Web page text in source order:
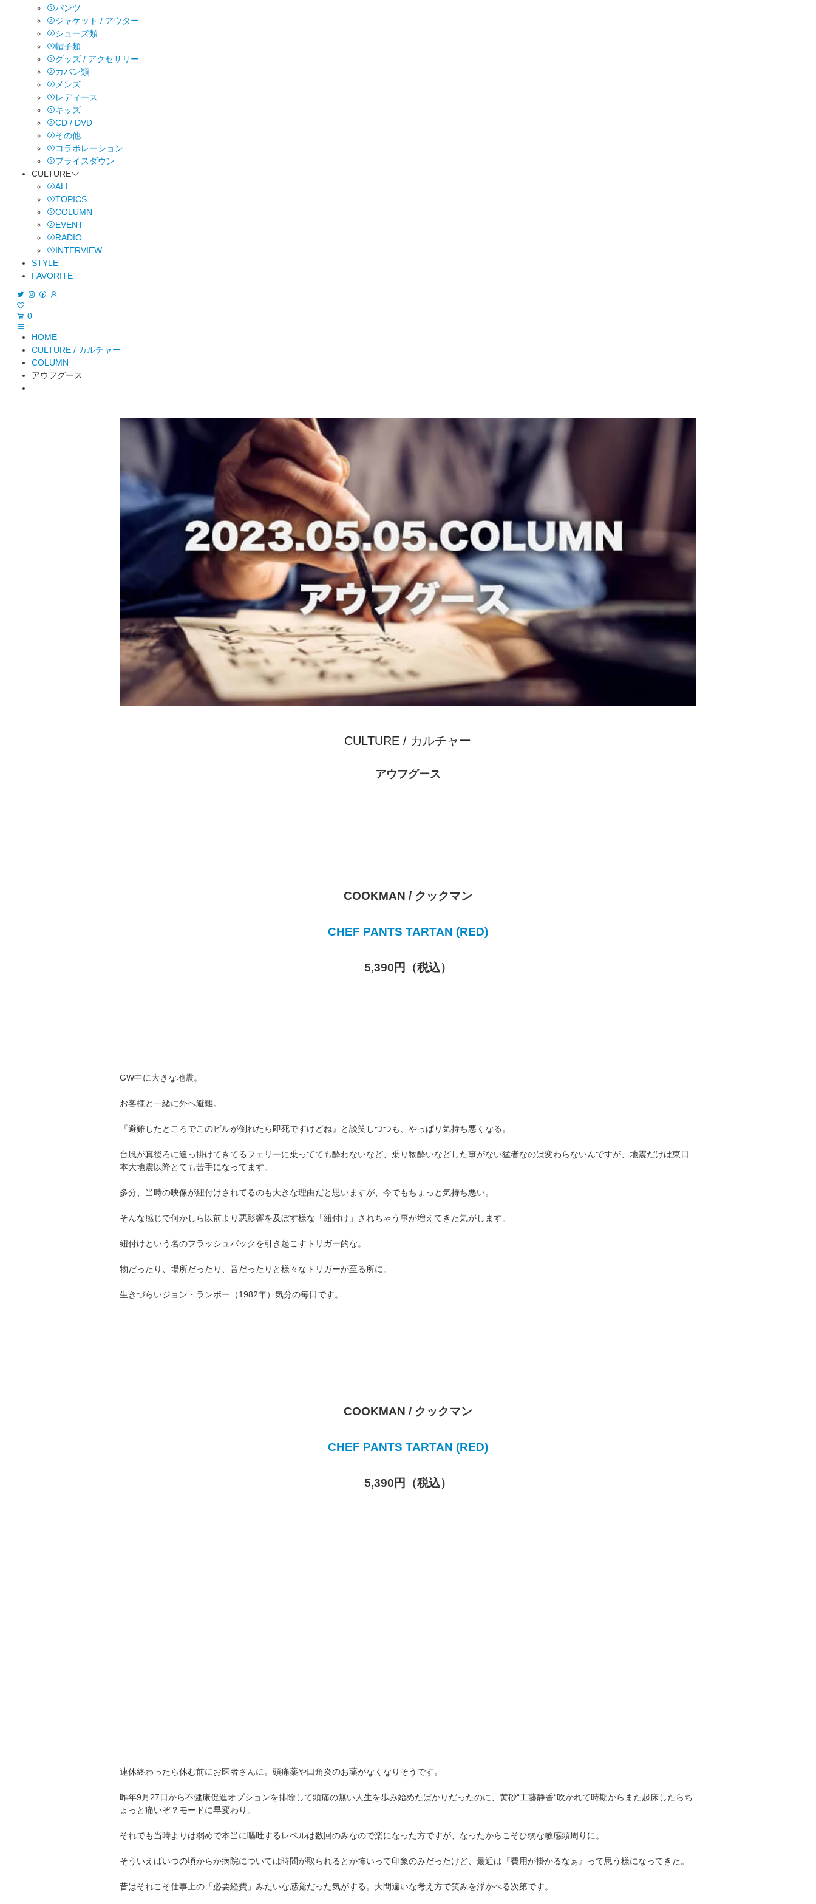
パンツ
ジャケット / アウター
シューズ類
帽子類
グッズ / アクセサリー
カバン類
メンズ
レディース
キッズ
CD / DVD
その他
コラボレーション
プライスダウン
CULTURE
ALL
TOPICS
COLUMN
EVENT
RADIO
INTERVIEW
STYLE
FAVORITE
0
HOME
CULTURE / カルチャー
COLUMN
アウフグース
CULTURE / カルチャー
アウフグース
COOKMAN / クックマン
CHEF PANTS TARTAN (RED)
5,390円（税込）
GW中に大きな地震。
お客様と一緒に外へ避難。
『避難したところでこのビルが倒れたら即死ですけどね』と談笑しつつも、やっぱり気持ち悪くなる。
台風が真後ろに追っ掛けてきてるフェリーに乗ってても酔わないなど、乗り物酔いなどした事がない猛者なのは変わらないんですが、地震だけは東日
本大地震以降とても苦手になってます。
多分、当時の映像が紐付けされてるのも大きな理由だと思いますが、今でもちょっと気持ち悪い。
そんな感じで何かしら以前より悪影響を及ぼす様な「紐付け」されちゃう事が増えてきた気がします。
紐付けという名のフラッシュバックを引き起こすトリガー的な。
物だったり、場所だったり、音だったりと様々なトリガーが至る所に。
生きづらいジョン・ランボー（1982年）気分の毎日です。
COOKMAN / クックマン
CHEF PANTS TARTAN (RED)
5,390円（税込）
連休終わったら休む前にお医者さんに。頭痛薬や口角炎のお薬がなくなりそうです。
昨年9月27日から不健康促進オプションを排除して頭痛の無い人生を歩み始めたばかりだったのに、黄砂“工藤静香“吹かれて時期からまた起床したらち
ょっと痛いぞ？モードに早変わり。
それでも当時よりは弱めで本当に嘔吐するレベルは数回のみなので楽になった方ですが、なったからこそひ弱な敏感頭周りに。
そういえばいつの頃からか病院については時間が取られるとか怖いって印象のみだったけど、最近は『費用が掛かるなぁ』って思う様になってきた。
昔はそれこそ仕事上の「必要経費」みたいな感覚だった気がする。大間違いな考え方で笑みを浮かべる次第です。